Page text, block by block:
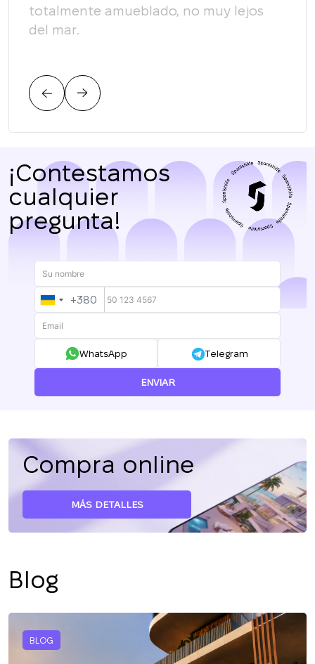
totalmente amueblado, no muy lejos
del mar.
¡Contestamos
cualquier
pregunta!
UKRAINE
+380
+380
WhatsApp Telegram
ENVIAR
Compra online
MÁS DETALLES
Blog
BLOG